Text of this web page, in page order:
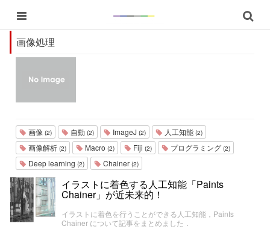
画像処理
画像 (2) 自動 (2) ImageJ (2) 人工知能 (2)
画像解析 (2) Macro (2) Fiji (2) プログラミング (2)
Deep learning (2) Chainer (2)
イラストに着色する人工知能「Paints
Chainer」が近未来的！
イラストに着色を行うことができる人工知能，Paints
Chainer について記事をまとめました．